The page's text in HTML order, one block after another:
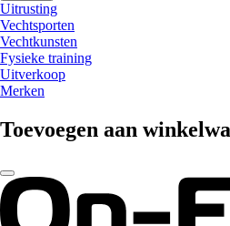
Uitrusting
Vechtsporten
Vechtkunsten
Fysieke training
Uitverkoop
Merken
Toevoegen aan